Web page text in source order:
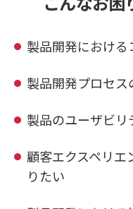
製品開発におけ
製品開発プロセ
製品のユーザビリ
顧客エクスペリエ
りたい